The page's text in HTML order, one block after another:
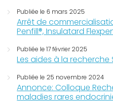
Publiée le 6 mars 2025
Arrêt de
Penfill®, Insulatard
Publiée le 17 février 2025
Les aides à la recherche
Publiée le 25 novembre 2024
Annonce: Colloque
maladies rares